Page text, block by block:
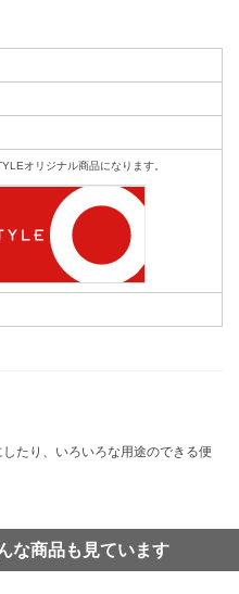
オリジナル商品になります。
たり、いろいろな用途のできる便
な商品も見ています